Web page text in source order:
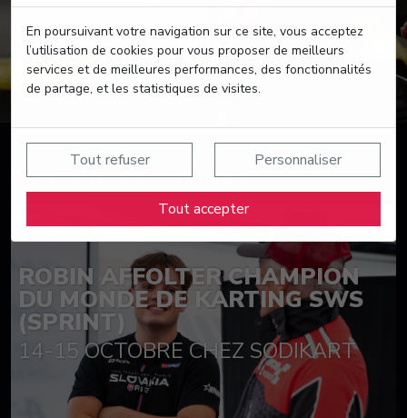
En poursuivant votre navigation sur ce site, vous acceptez
l’utilisation de cookies pour vous proposer de meilleurs
services et de meilleures performances, des fonctionnalités
de partage, et les statistiques de visites.
Tout refuser Personnaliser
Tout accepter
Suivez nos actualités
ROBIN AFFOLTER CHAMPION
DU MONDE DE KARTING SWS
(SPRINT)
14-15 OCTOBRE CHEZ SODIKART